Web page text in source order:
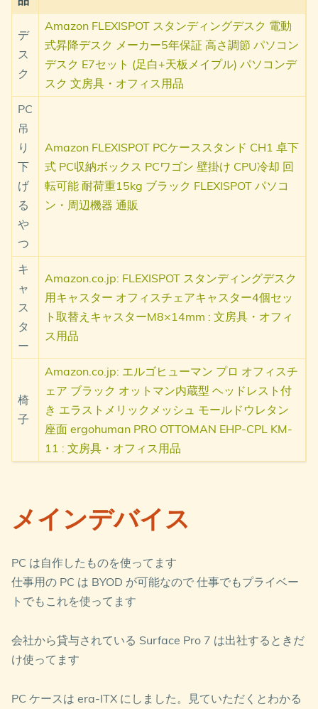
デ
ス
ク
Amazon FLEXISPOT スタンディングデスク 電動
式昇降デスク メーカー5年保証 高さ調節 パソコン
デスク E7セット (足白+天板メイプル) パソコンデ
スク 文房具・オフィス用品
PC
吊
り
下
げ
る
や
つ
Amazon FLEXISPOT PCケーススタンド CH1 卓下
式 PC収納ボックス PCワゴン 壁掛け CPU冷却 回
転可能 耐荷重15kg ブラック FLEXISPOT パソコ
ン・周辺機器 通販
キ
ャ
ス
タ
ー
Amazon.co.jp: FLEXISPOT スタンディングデスク
用キャスター オフィスチェアキャスター4個セッ
ト取替えキャスターM8×14mm : 文房具・オフィ
ス用品
椅
子
Amazon.co.jp: エルゴヒューマン プロ オフィスチ
ェア ブラック オットマン内蔵型 ヘッドレスト付
き エラストメリックメッシュ モールドウレタン
座面 ergohuman PRO OTTOMAN EHP-CPL KM-
11 : 文房具・オフィス用品
メインデバイス
PC は自作したものを使ってます
仕事用の PC は BYOD が可能なので 仕事でもプライベー
トでもこれを使ってます
会社から貸与されている Surface Pro 7 は出社するときだ
け使ってます
PC ケースは era-ITX にしました。見ていただくとわかる